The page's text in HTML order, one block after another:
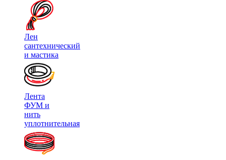
Лен
сантехнический
и мастика
Лента
ФУМ и
нить
уплотнительная